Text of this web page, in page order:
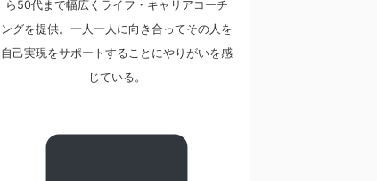
ら50代まで幅広くライフ・キャリアコーチ
ングを提供。一人一人に向き合ってその人を
自己実現をサポートすることにやりがいを感
じている。